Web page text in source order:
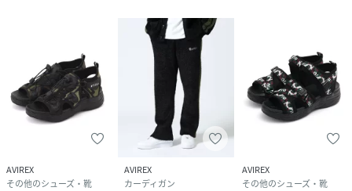
AVIREX
その他のシューズ・靴
AVIREX
カーディガン
AVIREX
その他のシューズ・靴